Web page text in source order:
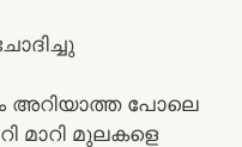
അറിയാത്ത പോലെ
മാറി മുലകളെ